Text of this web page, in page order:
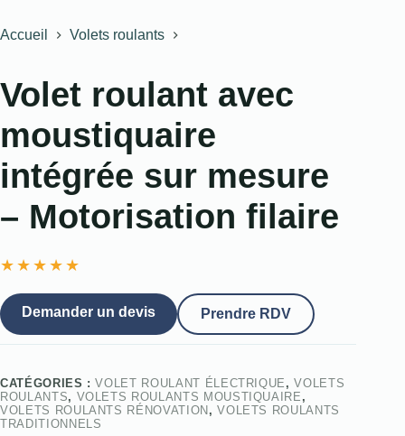
Accueil Volets roulants
Volet roulant avec
moustiquaire
intégrée sur mesure
– Motorisation filaire
★ ★ ★ ★ ★
Demander un devis Prendre RDV
CATÉGORIES :VOLET ROULANT ÉLECTRIQUE ,VOLETS
ROULANTS, VOLETS ROULANTS MOUSTIQUAIRE ,
VOLETS ROULANTS RÉNOVATION ,VOLETS ROULANTS
TRADITIONNELS